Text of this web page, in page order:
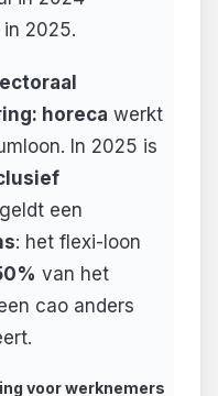
2025.
horeca werkt
In 2025 is
een
: het flexi-loon
van het
cao anders
voor werknemers